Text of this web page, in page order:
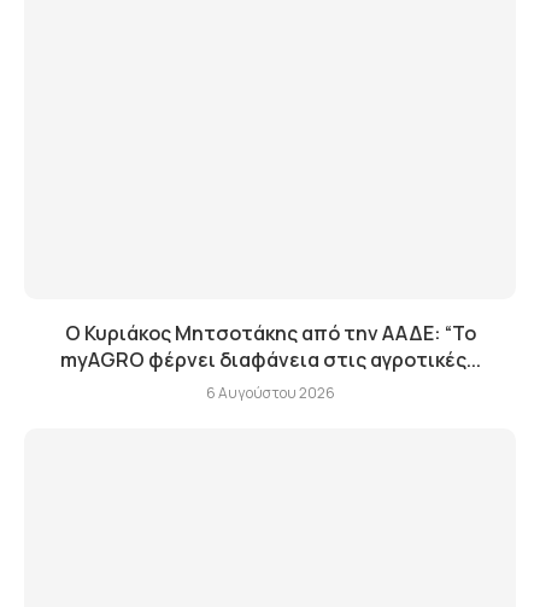
Ο Κυριάκος Μητσοτάκης από την ΑΑΔΕ: “Το
myAGRO φέρνει διαφάνεια στις αγροτικές...
6 Αυγούστου 2026